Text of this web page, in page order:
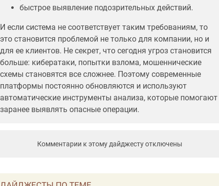
быстрое выявление подозрительных действий.
И если система не соответствует таким требованиям, то
это становится проблемой не только для компании, но и
для ее клиентов. Не секрет, что сегодня угроз становится
больше: кибератаки, попытки взлома, мошеннические
схемы становятся все сложнее. Поэтому современные
платформы постоянно обновляются и используют
автоматические инструменты анализа, которые помогают
заранее выявлять опасные операции.
Комментарии к этому дайджесту отключены